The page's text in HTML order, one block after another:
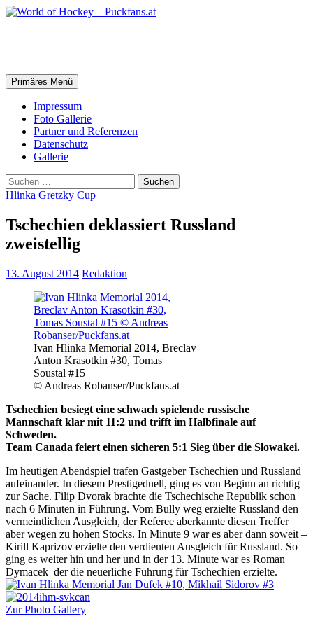
Zum
Suchen
Primäres Menü
Impressum
Foto Gallerie
Partner und Referenzen
Datenschutz
Gallerie
Suchen
nach:
Hlinka Gretzky Cup
Tschechien deklassiert Russland
zweistellig
13. August 2014 Redaktion
Ivan Hlinka Memorial 2014, Breclav
Anton Krasotkin #30, Tomas
Soustal #15
© Andreas Robanser/Puckfans.at
Tschechien besiegt eine schwach spielende russische
Mannschaft klar mit 11:2 und trifft im Halbfinale auf
Schweden.
Team Canada feiert einen sicheren 5:1 Sieg über die Slowakei.
Im heutigen Abendspiel trafen Gastgeber Tschechien und Russland
aufeinander. In diesem Prestigeduell, ging es von Beginn an richtig
zur Sache. Filip Dvorak brachte die Tschechische Republik schon
nach 6 Minuten in Führung. Vom Bully weg erzielte Russland den
vermeintlichen Ausgleich, der Referee aberkannte diesen Treffer
aber wegen zu hohen Stocks. In Minute 9 war es aber dann soweit –
Kirill Kaprizov erzielte den verdienten Ausgleich für Russland. So
ging es weiter hin und her und in der 13. Minute war es Roman
Dymacek der die neuerliche Führung für Tschechien erzielte.
Zur Photo Gallery